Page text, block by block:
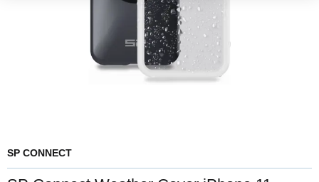
SP CONNECT